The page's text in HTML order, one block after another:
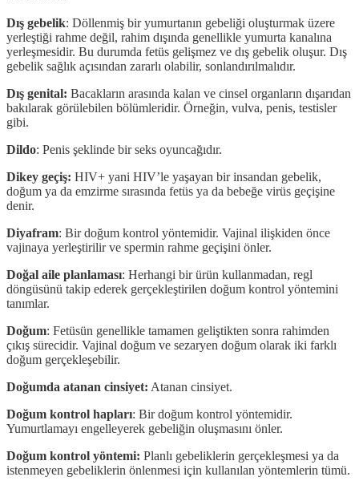
Dış gebelik: Döllenmiş bir yumurtanın gebeliği oluşturmak üzere
yerleştiği rahme değil, rahim dışında genellikle yumurta kanalına
yerleşmesidir. Bu durumda fetüs gelişmez ve dış gebelik oluşur. Dış
gebelik sağlık açısından zararlı olabilir, sonlandırılmalıdır.
Dış genital: Bacakların arasında kalan ve cinsel organların dışarıdan
bakılarak görülebilen bölümleridir. Örneğin, vulva, penis, testisler
gibi.
Dildo: Penis şeklinde bir seks oyuncağıdır.
Dikey geçiş: HIV+ yani HIV’le yaşayan bir insandan gebelik,
doğum ya da emzirme sırasında fetüs ya da bebeğe virüs geçişine
denir.
Diyafram: Bir doğum kontrol yöntemidir. Vajinal ilişkiden önce
vajinaya yerleştirilir ve spermin rahme geçişini önler.
Doğal aile planlaması: Herhangi bir ürün kullanmadan, regl
döngüsünü takip ederek gerçekleştirilen doğum kontrol yöntemini
tanımlar.
Doğum: Fetüsün genellikle tamamen geliştikten sonra rahimden
çıkış sürecidir. Vajinal doğum ve sezaryen doğum olarak iki farklı
doğum gerçekleşebilir.
Doğumda atanan cinsiyet: Atanan cinsiyet.
Doğum kontrol hapları: Bir doğum kontrol yöntemidir.
Yumurtlamayı engelleyerek gebeliğin oluşmasını önler.
Doğum kontrol yöntemi: Planlı gebeliklerin gerçekleşmesi ya da
istenmeyen gebeliklerin önlenmesi için kullanılan yöntemlerin tümü.